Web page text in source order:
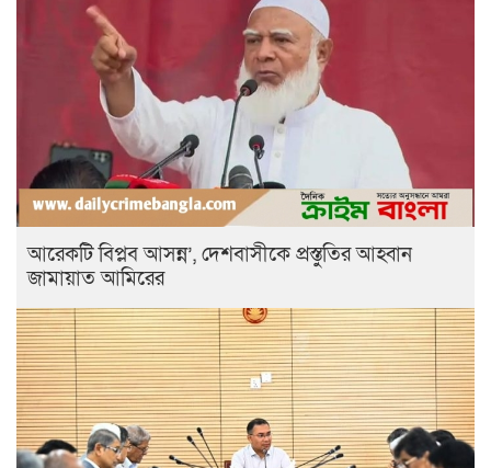
আরেকটি বিপ্লব আসন্ন’, দেশবাসীকে প্রস্তুতির আহ্বান
জামায়াত আমিরের